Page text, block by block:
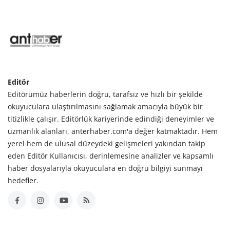
Editör
Editörümüz haberlerin doğru, tarafsız ve hızlı bir şekilde
okuyuculara ulaştırılmasını sağlamak amacıyla büyük bir
titizlikle çalışır. Editörlük kariyerinde edindiği deneyimler ve
uzmanlık alanları, anterhaber.com'a değer katmaktadır. Hem
yerel hem de ulusal düzeydeki gelişmeleri yakından takip
eden Editör Kullanıcısı, derinlemesine analizler ve kapsamlı
haber dosyalarıyla okuyuculara en doğru bilgiyi sunmayı
hedefler.